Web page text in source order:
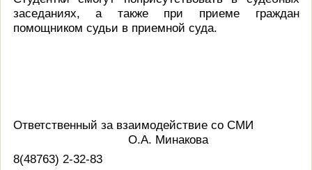
заседаниях, а также при приеме граждан
помощником судьи в приемной суда.
Ответственный за взаимодействие со СМИ
О.А. Минакова
8(48763) 2-32-83